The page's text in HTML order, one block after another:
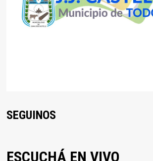
SEGUINOS
ESCUCHÁ EN VIVO